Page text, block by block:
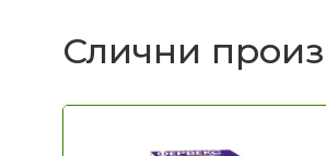
Слични